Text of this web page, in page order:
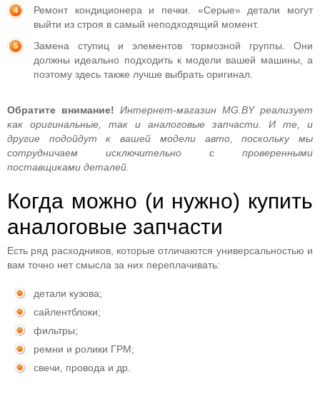
Ремонт кондиционера и печки. «‎Серые» детали могут
выйти из строя в самый неподходящий момент.
Замена ступиц и элементов тормозной группы. Они
должны идеально подходить к модели вашей машины, а
поэтому здесь также лучше выбрать оригинал.
Обратите внимание! Интернет-магазин MG.BY реализует
как оригинальные, так и аналоговые запчасти. И те, и
другие подойдут к вашей модели авто, поскольку мы
сотрудничаем исключительно с проверенными
поставщиками деталей.
Когда можно (и нужно) купить
аналоговые запчасти
Есть ряд расходников, которые отличаются универсальностью и
вам точно нет смысла за них переплачивать:
детали кузова;
сайлентблоки;
фильтры;
ремни и ролики ГРМ;
свечи, провода и др.